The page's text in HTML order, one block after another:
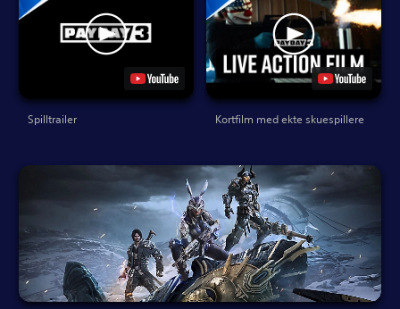
Spilltrailer Kortfilm med ekte skuespillere